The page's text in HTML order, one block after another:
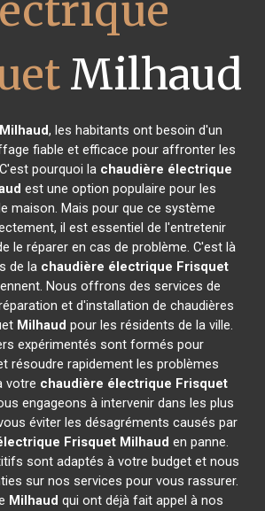
Milhaud
Milhaud, les habitants ont besoin d'un
fiable et efficace pour affronter les
pourquoi la chaudière électrique
est une option populaire pour les
maison. Mais pour que ce système
il est essentiel de l'entretenir
le réparer en cas de problème. C'est là
de la chaudière électrique Frisquet
Nous offrons des services de
et d'installation de chaudières
Milhaud pour les résidents de la ville.
expérimentés sont formés pour
résoudre rapidement les problèmes
votre chaudière électrique Frisquet
engageons à intervenir dans les plus
éviter les désagréments causés par
Frisquet Milhaud en panne.
sont adaptés à votre budget et nous
sur nos services pour vous rassurer.
Milhaud qui ont déjà fait appel à nos